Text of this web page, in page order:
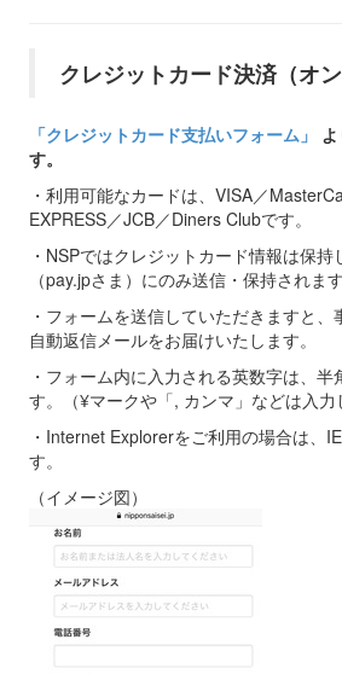
クレジットカード決済（オン
「クレジットカード支払いフォーム」
す。
・利用可能なカードは、VISA／
EXPRESS／JCB／Diners Clubです。
・NSPではクレジットカード情報は保
（pay.jpさま）にのみ送信・保持されま
・フォームを送信していただきますと
自動返信メールをお届けいたします。
・フォーム内に入力される英数字は、半
す。（¥マークや「, カンマ」などは入力
・Internet Explorerをご利用の場合は、
す。
（イメージ図）